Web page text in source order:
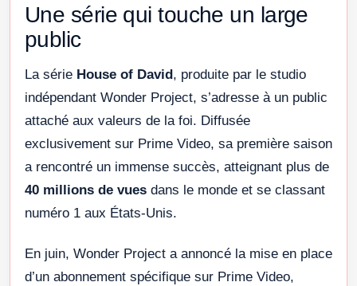
Une série qui touche un large
public
La série House of David , produite par le studio
indépendant Wonder Project, s’adresse à un public
attaché aux valeurs de la foi. Diffusée
exclusivement sur Prime Video, sa première saison
a rencontré un immense succès, atteignant plus de
40 millions de vues dans le monde et se classant
numéro 1 aux États-Unis.
En juin, Wonder Project a annoncé la mise en place
d’un abonnement spécifique sur Prime Video,